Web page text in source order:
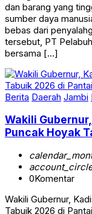
dan barang yang
sumber daya
bebas dari
tersebut, PT
bersama […]
Berita Daerah Jambi
Wakili
Puncak Hoyak
0Komentar
Wakili Gubernur,
Tabuik 2026 di